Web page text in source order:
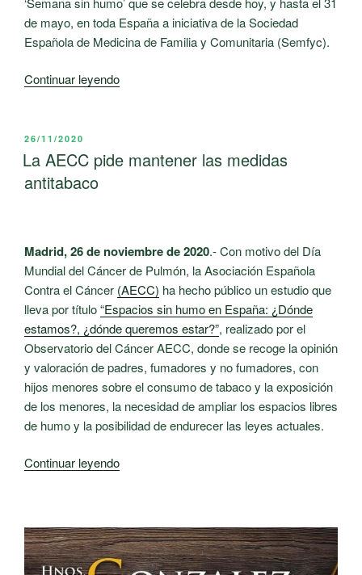
de mayo, en toda España a iniciativa de la Sociedad
Española de Medicina de Familia y Comunitaria (Semfyc).
Continuar leyendo«Castilla-
suma
humo’
con
el
objetivo
de
prevenir
el
consumo
de
tabaco
reducir
en
la
región»
PUBLICADO
EL
26/11/2020
La AECC pide mantener las medidas
antitabaco
Madrid, 26 de noviembre de 2020.- Con motivo del Día
Mundial del Cáncer de Pulmón, la Asociación Española
Contra el Cáncer (AECC) ha hecho público un estudio que
lleva por título“Espacios sin humo en España: ¿Dónde
estamos?, ¿dónde queremos estar?”, realizado por el
Observatorio del Cáncer AECC, donde se recoge la opinión
y valoración de padres, fumadores y no fumadores, con
hijos menores sobre el consumo de tabaco y la exposición
de los menores, la necesidad de ampliar los espacios libres
de humo y la posibilidad de endurecer las leyes actuales.
Continuar leyendo«La
las
medidas